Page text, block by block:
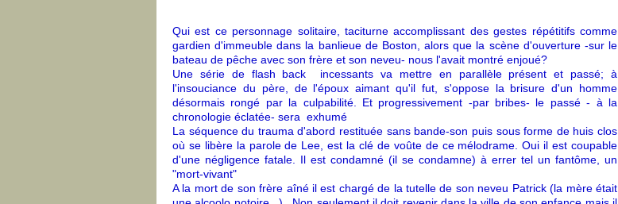
Qui est ce personnage solitaire, taciturne accomplissant des gestes répétitifs comme
gardien d'immeuble dans la banlieue de Boston, alors que la scène d'ouverture -sur le
bateau de pêche avec son frère et son neveu- nous l'avait montré enjoué?
Une série de flash back incessants va mettre en parallèle présent et passé; à
l'insouciance du père, de l'époux aimant qu'il fut, s'oppose la brisure d'un homme
désormais rongé par la culpabilité. Et progressivement -par bribes- le passé - à la
chronologie éclatée- sera exhumé
La séquence du trauma d'abord restituée sans bande-son puis sous forme de huis clos
où se libère la parole de Lee, est la clé de voûte de ce mélodrame. Oui il est coupable
d'une négligence fatale. Il est condamné (il se condamne) à errer tel un fantôme, un
"mort-vivant"
A la mort de son frère aîné il est chargé de la tutelle de son neveu Patrick (la mère était